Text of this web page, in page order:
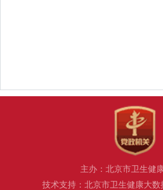
主办：北京市卫生健
技术支持：北京市卫生健康大